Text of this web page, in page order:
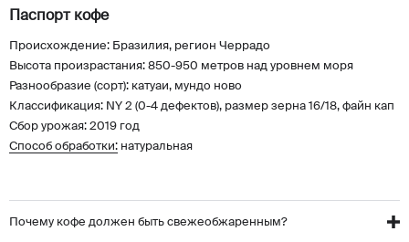
Паспорт кофе
Происхождение: Бразилия, регион Черрадо
Высота произрастания: 850-950 метров над уровнем моря
Разнообразие (сорт): катуаи, мундо ново
Классификация: NY 2 (0-4 дефектов), размер зерна 16/18, файн кап
Сбор урожая: 2019 год
Способ обработки: натуральная
Почему кофе должен быть свежеобжаренным?